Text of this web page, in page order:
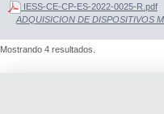
IESS-CE-CP-ES-2022-0025-R.pdf
ADQUISICION DE DISPOSITIVOS
Mostrando 4 resultados.